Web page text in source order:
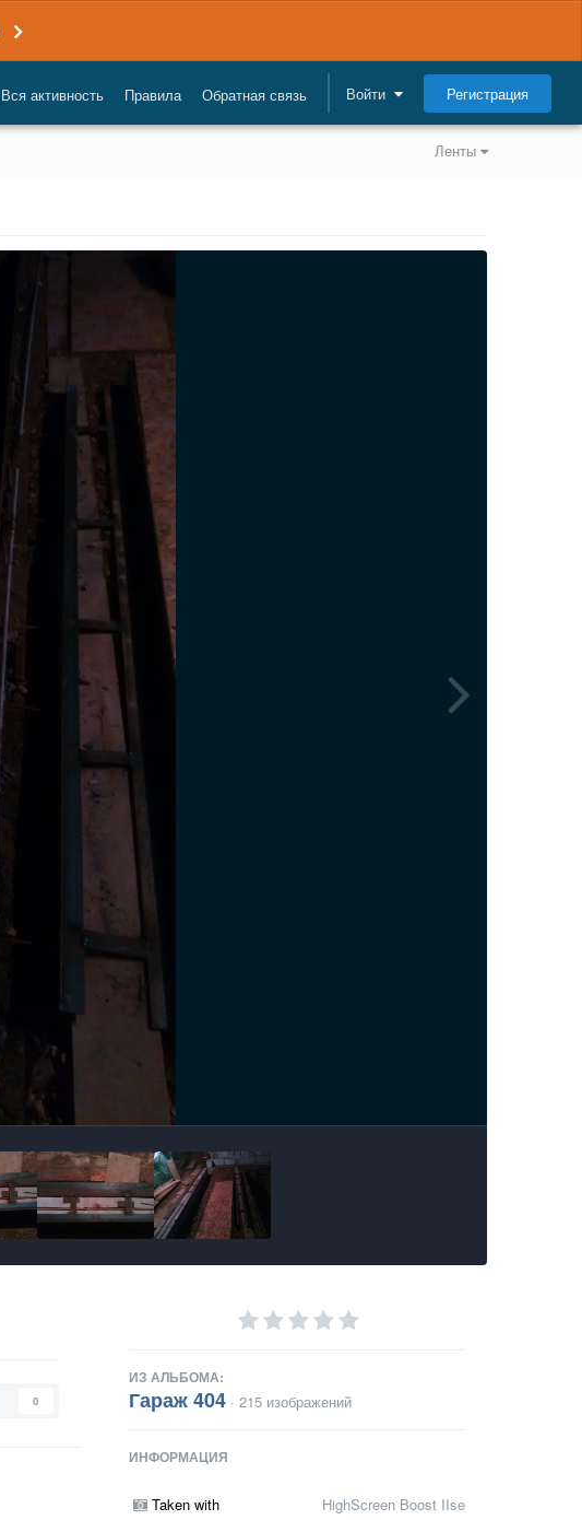
Вся активность Правила Обратная связь Войти Регистрация
Ленты
0
ИЗ АЛЬБОМА:
Гараж 404 · 215 изображений
ИНФОРМАЦИЯ
Taken with HighScreen Boost IIse